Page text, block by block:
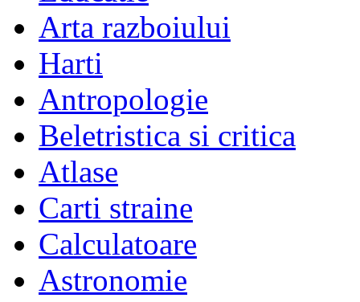
Arta razboiului
Harti
Antropologie
Beletristica si critica
Atlase
Carti straine
Calculatoare
Astronomie